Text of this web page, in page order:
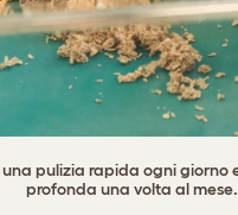
una pulizia rapida ogni giorno
profonda una volta al mese.